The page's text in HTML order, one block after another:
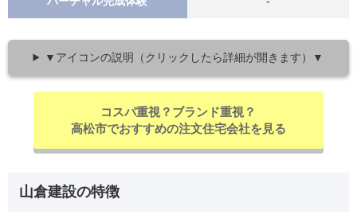
▼アイコンの説明（クリックしたら詳細が開きます）▼
コスパ重視？ブランド重視？
高松市でおすすめの注文住宅会社を見る
山倉建設の特徴